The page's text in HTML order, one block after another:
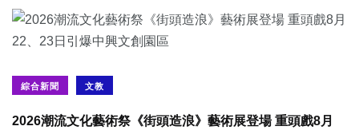
綜合新聞 文教
2026潮流文化藝術祭《街頭造浪》藝術展登場 重頭戲8月